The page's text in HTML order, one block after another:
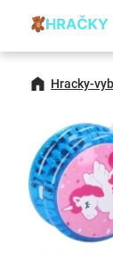
Hracky-